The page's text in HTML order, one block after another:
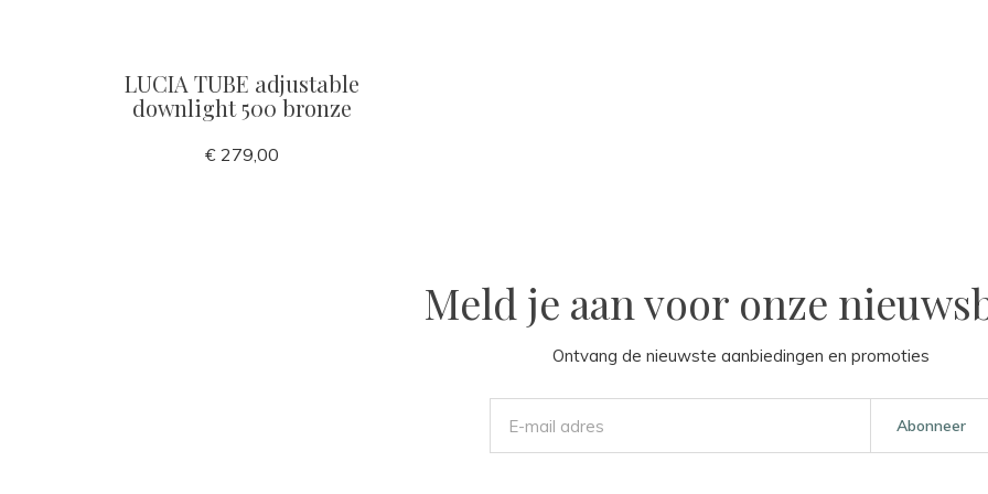
LUCIA TUBE adjustable
downlight 500 bronze
€ 279,00
Meld je aan voor onze
Ontvang de nieuwste aanbiedingen en promoties
Abonneer